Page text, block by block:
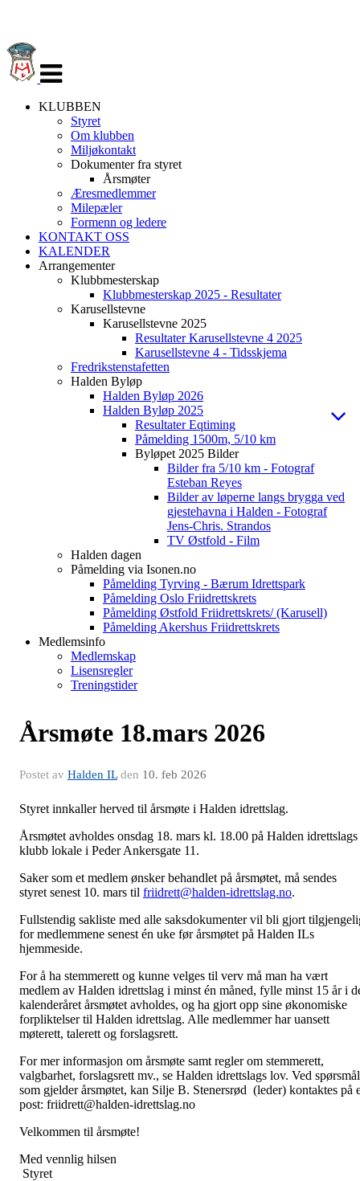
navigasjon
KLUBBEN
Styret
Om klubben
Miljøkontakt
Dokumenter fra styret
Årsmøter
Æresmedlemmer
Milepæler
Formenn og ledere
KONTAKT OSS
KALENDER
Arrangementer
Klubbmesterskap
Klubbmesterskap 2025 - Resultater
Karusellstevne
Karusellstevne 2025
Resultater Karusellstevne 4 2025
Karusellstevne 4 - Tidsskjema
Fredrikstenstafetten
Halden Byløp
Halden Byløp 2026
Halden Byløp 2025
Resultater Eqtiming
Påmelding 1500m, 5/10 km
Byløpet 2025 Bilder
Bilder fra 5/10 km - Fotograf
Esteban Reyes
Bilder av løperne langs brygga ved
gjestehavna i Halden - Fotograf
Jens-Chris. Strandos
TV Østfold - Film
Halden dagen
Påmelding via Isonen.no
Påmelding Tyrving - Bærum Idrettspark
Påmelding Oslo Friidrettskrets
Påmelding Østfold Friidrettskrets/ (Karusell)
Påmelding Akershus Friidrettskrets
Medlemsinfo
Medlemskap
Lisensregler
Treningstider
Årsmøte 18.mars 2026
Postet av Halden ILden 10. feb 2026
Styret innkaller herved til årsmøte i Halden idrettslag.
Årsmøtet avholdes onsdag 18. mars kl. 18.00 på Halden idrettslags
klubb lokale i Peder Ankersgate 11.
Saker som et medlem ønsker behandlet på årsmøtet, må sendes
styret senest 10. mars til friidrett@halden-idrettslag.no.
Fullstendig sakliste med alle saksdokumenter vil bli gjort
for medlemmene senest én uke før årsmøtet på Halden ILs
hjemmeside.
For å ha stemmerett og kunne velges til verv må man ha vært
medlem av Halden idrettslag i minst én måned, fylle minst 15 år i
kalenderåret årsmøtet avholdes, og ha gjort opp sine økonomiske
forpliktelser til Halden idrettslag. Alle medlemmer har uansett
møterett, talerett og forslagsrett.
For mer informasjon om årsmøte samt regler om stemmerett,
valgbarhet, forslagsrett mv., se Halden idrettslags lov. Ved spørsmål
som gjelder årsmøtet, kan Silje B. Stenersrød (leder) kontaktes på
post: friidrett@halden-idrettslag.no
Velkommen til årsmøte!
Med vennlig hilsen
Styret